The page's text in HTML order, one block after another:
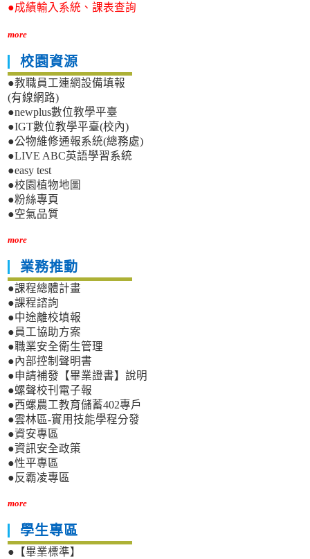
●成績輸入系統、課表查詢
more
校園資源
●教職員工連網設備填報
(有線網路)
●newplus數位教學平臺
●IGT數位教學平臺(校內)
●公物維修通報系統(總務處)
●LIVE ABC英語學習系統
●easy test
●校園植物地圖
●粉絲專頁
●空氣品質
more
業務推動
●課程總體計畫
●課程諮詢
●中途離校填報
●員工協助方案
●職業安全衛生管理
●內部控制聲明書
●申請補發【畢業證書】說明
●螺聲校刊電子報
●西螺農工教育儲蓄402專戶
●雲林區-實用技能學程分發
●資安專區
●資訊安全政策
●性平專區
●反霸凌專區
more
學生專區
●【畢業標準】